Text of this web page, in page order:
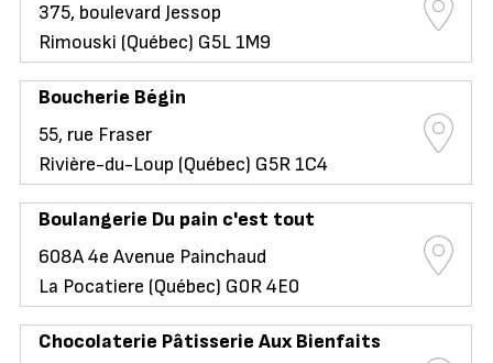
375, boulevard Jessop
Rimouski (Québec) G5L 1M9
Boucherie Bégin
55, rue Fraser
Rivière-du-Loup (Québec) G5R 1C4
Boulangerie Du pain c'est tout
608A 4e Avenue Painchaud
La Pocatiere (Québec) G0R 4E0
Chocolaterie Pâtisserie Aux Bienfaits